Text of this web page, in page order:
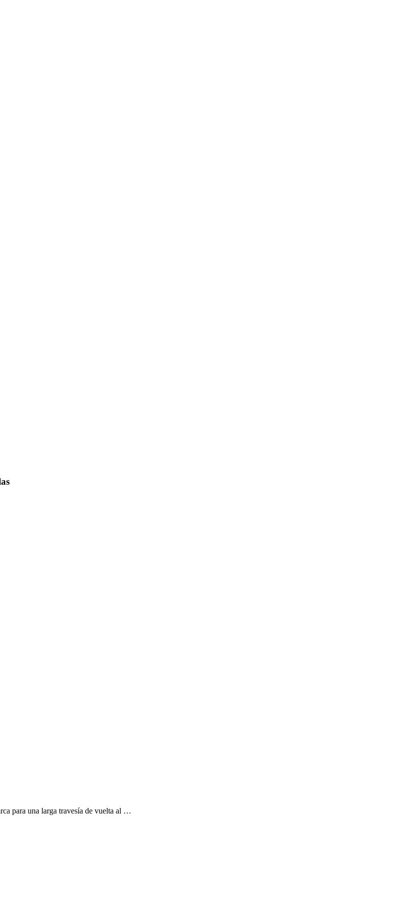
para una larga travesía de vuelta al …